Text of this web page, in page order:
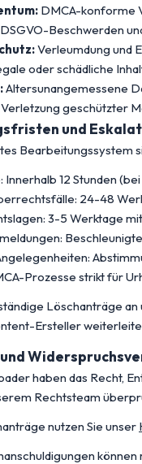
DMCA-konforme
DSGVO-Beschwerden
Verleumdung und
oder schädliche
Altersunangemessene
Verletzung geschützter
und
Bearbeitungssystem
Innerhalb 12 Stunden
24-48
3-5 Werktage
Prozesse strikt für
Löschanträge an
Ersteller
haben das Recht,
Rechtsteam
nutzen Sie unser